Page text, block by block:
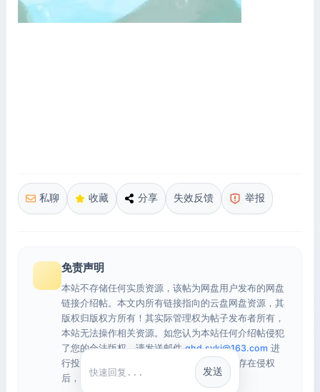
私聊 收藏 分享 失效反馈 举报
免责声明
本站不存储任何实质资源，该帖为网盘用户发布的网盘
链接介绍帖。本文内所有链接指向的云盘网盘资源，其
版权归版权方所有！其实际管理权为帖子发布者所有，
本站无法操作相关资源。如您认为本站任何介绍帖侵犯
了您的合法版权，请发送邮件qhd.sykj@163.com 进
行投诉，我们将在确认本文链接指向的资源存在侵权
后，立即删除相关介绍帖子！
快捷回复
发送